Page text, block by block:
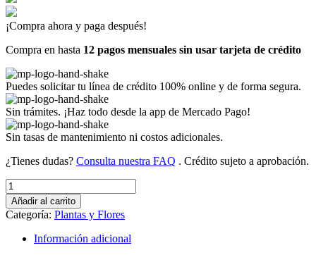
¡Compra ahora y paga después!
Compra en hasta 12 pagos mensuales sin usar tarjeta de crédito
Puedes solicitar tu línea de crédito 100% online y de forma segura.
Sin trámites. ¡Haz todo desde la app de Mercado Pago!
Sin tasas de mantenimiento ni costos adicionales.
¿Tienes dudas? Consulta nuestra FAQ . Crédito sujeto a aprobación.
FLOR
HIBISCUS
(Art
C-
202)
cantidad
Añadir al carrito
Categoría: Plantas y Flores
Información adicional